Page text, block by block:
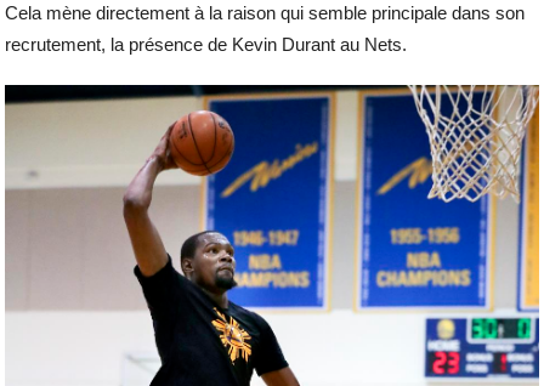
Cela mène directement à la raison qui semble principale dans son
recrutement, la présence de Kevin Durant au Nets.